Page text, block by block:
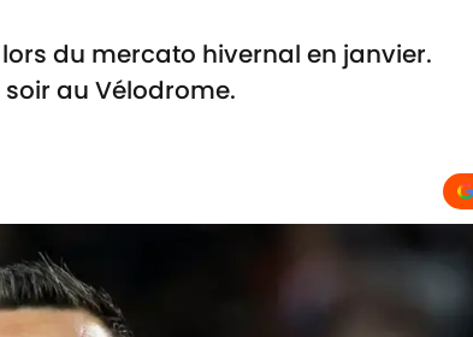
du mercato hivernal en janvier.
au Vélodrome.